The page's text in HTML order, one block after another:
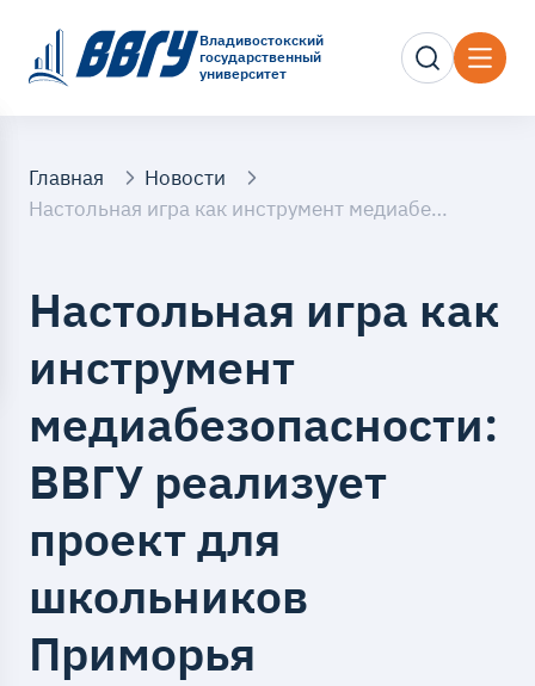
Владивостокский
государственный
университет
Главная
Новости
Настольная игра как инструмент медиабезопасности: ВВГУ реализует проект для школьников Приморья
Настольная игра как
инструмент
медиабезопасности:
ВВГУ реализует
проект для
школьников
Приморья